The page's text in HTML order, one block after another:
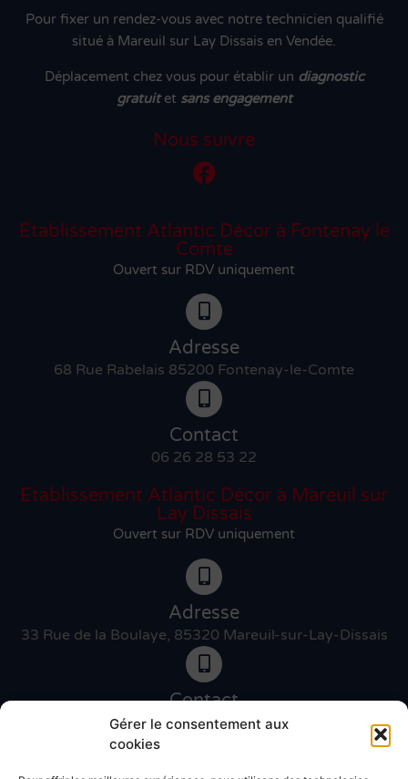
Gérer le consentement aux
cookies
Pour fixer un rendez-vous avec notre technicien qualifié
situé à Mareuil sur Lay Dissais en Vendée.
Déplacement chez vous pour établir un diagnostic
gratuitet sans engagement
Nous suivre
Établissement Atlantic Décor à Fontenay le
Comte
Ouvert sur RDV uniquement
Adresse
68 Rue Rabelais 85200 Fontenay-le-Comte
Contact
06 26 28 53 22
Etablissement Atlantic Décor à Mareuil sur
Lay Dissais
Ouvert sur RDV uniquement
Adresse
33 Rue de la Boulaye, 85320 Mareuil-sur-Lay-Dissais
Contact
06 46 27 89 83